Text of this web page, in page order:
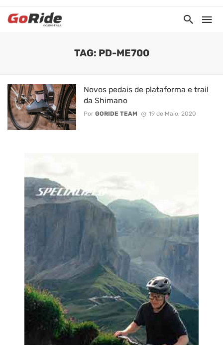
TAG: PD-ME700
Novos pedais de plataforma e trail
da Shimano
Por GORIDE TEAM 19 de Maio, 2020